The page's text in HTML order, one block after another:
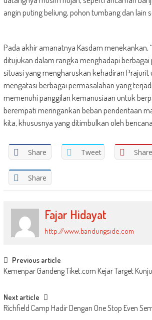
angin puting beliung, pohon tumbang dan lain
Pada akhir amanatnya Kasdam menekankan,
ditujukan dalam rangka menghadapi
situasi yang mengharuskan kehadiran
mengatasi berbagai permasalahan yang
memenuhi panggilan kemanusiaan untuk
berempati meringankan beban penderitaan
kita, khususnya yang ditimbulkan oleh
Share Tweet Share
Share
Fajar Hidayat
http://www.bandungside.com
Post
navigation
Previous article
Kemenpar Gandeng Tiket.com Kejar Target
Next article
Richfield Camp Hadir Dengan One Stop Even